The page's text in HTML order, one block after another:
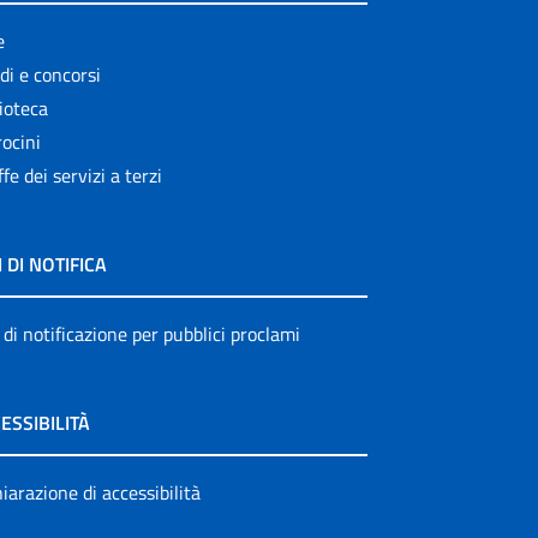
e concorsi
dei servizi a terzi
DI NOTIFICA
notificazione per pubblici proclami
di accessibilità